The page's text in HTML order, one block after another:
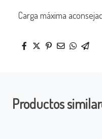
Carga máxima
Productos